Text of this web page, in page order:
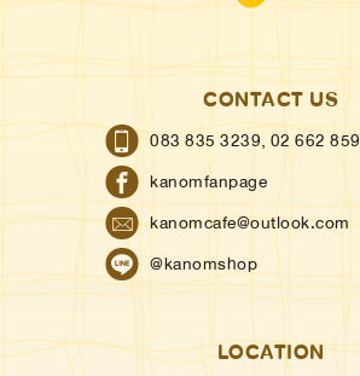
CONTACT US
083 835 3239, 02 662
kanomfanpage
kanomcafe@outlook.com
@kanomshop
LOCATION